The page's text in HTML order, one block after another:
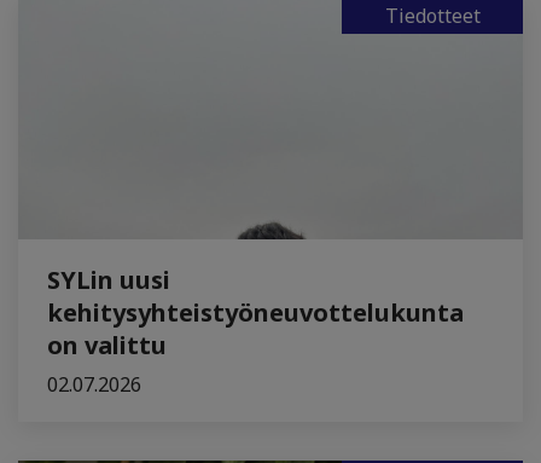
Tiedotteet
SYLin uusi
kehitysyhteistyöneuvottelukunta
on valittu
02.07.2026